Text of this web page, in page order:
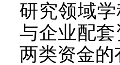
研究领域
与企业配
两类资金